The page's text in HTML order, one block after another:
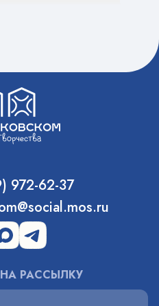
972-62-37
РАССЫЛКУ